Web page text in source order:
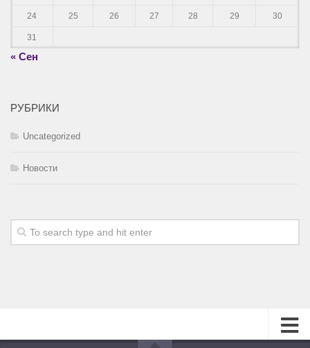
24 25 26 27 28 29 30
31
« Сен
РУБРИКИ
Uncategorized
Новости